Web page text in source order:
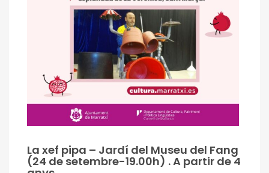
La xef pipa – Jardí del Museu del Fang
(24 de setembre-19.00h) . A partir de 4